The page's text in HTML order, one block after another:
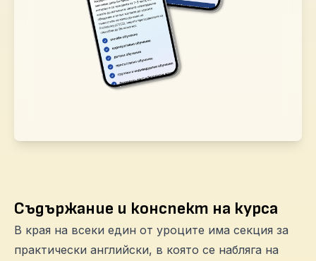
Съдържание и конспект на курса
В края на всеки един от уроците има секция за
практически английски, в която се набляга на